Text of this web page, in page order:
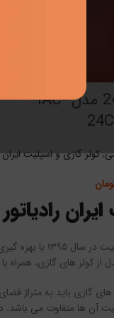
کولر گازی 24000A مدل IAC-
,کولر گازی و اسپلیت ایران
رادیاتور
ایرانی اقدام به ساخت
کولر های گازی، همراه
گازی باید به متراژ
ها متفاوت می باشد. در